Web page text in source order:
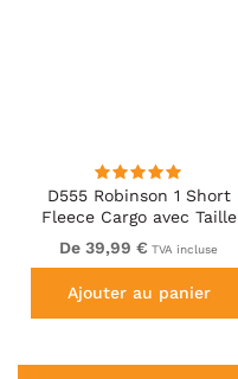
D555 Robinson 1 Short
Fleece Cargo avec Taille
Élastique Noir
De 39,99 € TVA incluse
Ajouter au panier